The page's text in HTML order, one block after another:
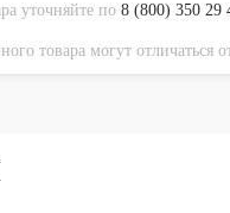
уточняйте по 8 (800) 350 29
товара могут отличаться